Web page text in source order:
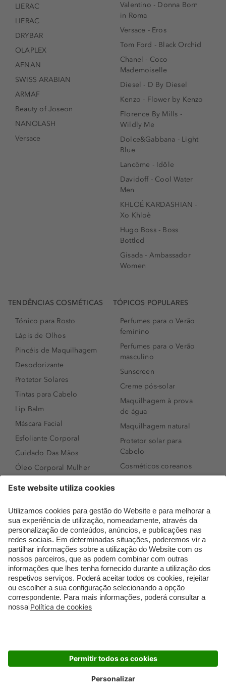
LIERAC
LIERAC
DRYBAR
OLAPLEX
AFNAN
SWISS ARABIAN
ARMAF
Beauty of Joseon
NANOLASH
Versace
Valentino - Donna Born
in Roma
Versace - Eros
Tom Ford - Black Orchid
Chanel - Coco
Mademoiselle
Diesel - D By Diesel
Kenzo - Flower by Kenzo
Florence By Mills -
Wildly Me
Dolce&Gabbana - Light
Blue
Lancôme - Idôle
Davidoff - Cool Water
Men
KHLOÉ KARDASHIAN -
Xo Khloè
Hugo Boss - Boss
Bottled
Gisada - Ambassador
Women
TENDÊNCIAS COSMÉTICAS
Tónico para Rosto
Lápis de Olhos
Pincéis de Maquilhagem
Desodorizante
Protetor Solares
Tintas para Cabelo
Lip Balm
Máscara Facial
Esfoliante Corporal
Cuidado Das Mãos
Óleo Corporal Mulher
Sérum de Rosto
Body mist & Spray
corporal
Produtos para Cabelo
Homem
Espuma de Limpeza
Facial
Dermocosmética
TÓPICOS POPULARES
Perfumes para o Verão
feminino
Perfumes para o Verão
masculino
Sunscreen
Creme pós-solar
Maquilhagem à prova
de água
Maquilhagem natural
Protetor solar para
Cabelo
Cosméticos coreanos
Perfumes árabes
Novidades
Melhores Perfumes
Femininos
TOP 10: Perfumes
Masculinos
Pestanas Postiças
Creme Rosto Homem
Embalagens Sustentáveis